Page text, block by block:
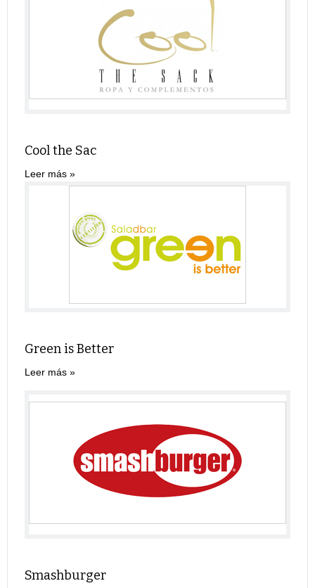
Cool the Sac
Leer más
Green is Better
Leer más
Smashburger